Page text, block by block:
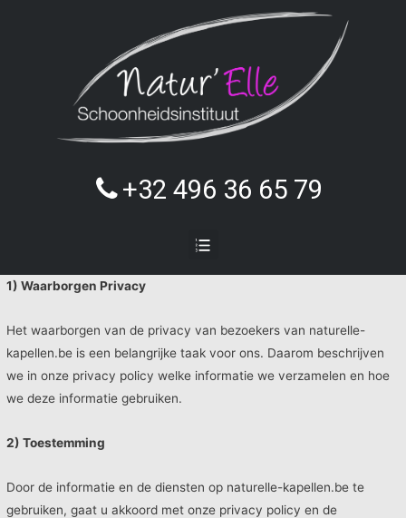
+32 496 36 65 79
1) Waarborgen Privacy
Het waarborgen van de privacy van bezoekers van naturelle-
kapellen.be is een belangrijke taak voor ons. Daarom beschrijven
we in onze privacy policy welke informatie we verzamelen en hoe
we deze informatie gebruiken.
2) Toestemming
Door de informatie en de diensten op naturelle-kapellen.be te
gebruiken, gaat u akkoord met onze privacy policy en de